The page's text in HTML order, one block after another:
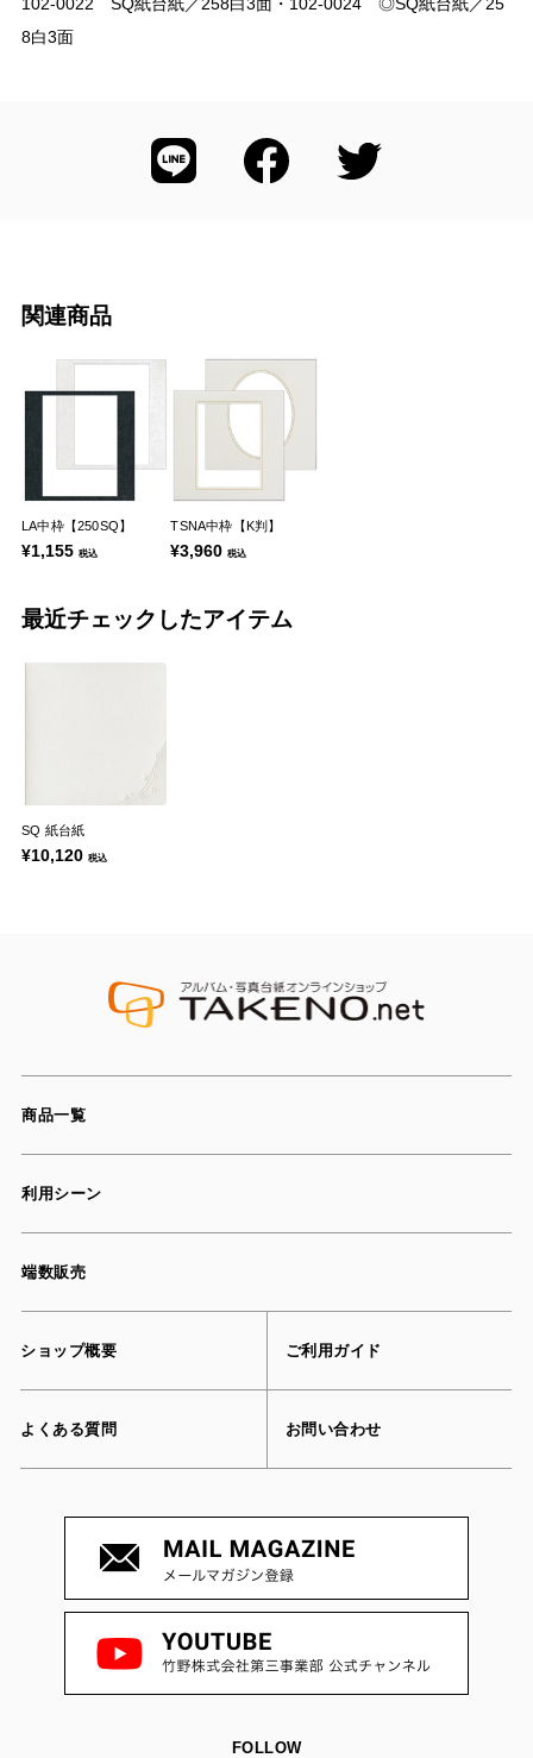
102-0022 SQ紙台紙／258白3面・102-0024 ◎SQ紙台紙／25
8白3面
関連商品
LA中枠【250SQ】
¥1,155 税込
TSNA中枠【K判】
¥3,960税込
最近チェックしたアイテム
SQ 紙台紙
¥10,120 税込
商品一覧
利用シーン
端数販売
ショップ概要 ご利用ガイド
よくある質問 お問い合わせ
FOLLOW